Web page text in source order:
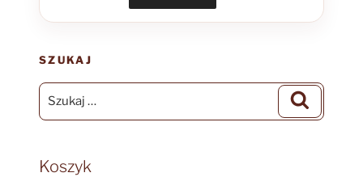
SZUKAJ
Szukaj:
Koszyk